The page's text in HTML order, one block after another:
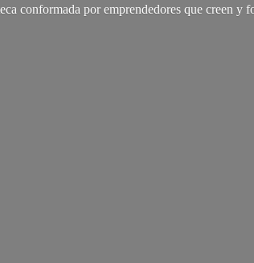
conformada por emprendedores que creen y